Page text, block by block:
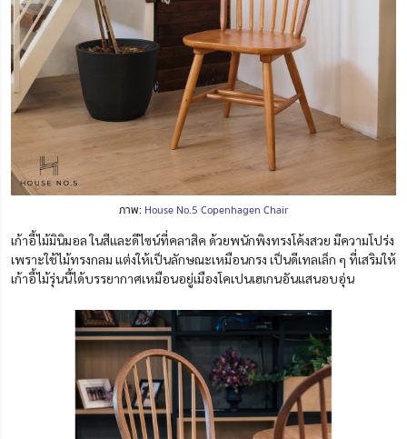
ภาพ: House No.5 Copenhagen Chair
เก้าอี้ไม้มินิมอล ในสีและดีไซน์ที่คลาสิค ด้วยพนักพิงทรงโค้งสวย มีความโปร่ง
เพราะใช้ไม้ทรงกลม แต่งให้เป็นลักษณะเหมือนกรง เป็นดีเทลเล็ก ๆ ที่เสริมให้
เก้าอี้ไม้รุ่นนี้ได้บรรยากาศเหมือนอยู่เมืองโคเปนเฮเกนอันแสนอบอุ่น